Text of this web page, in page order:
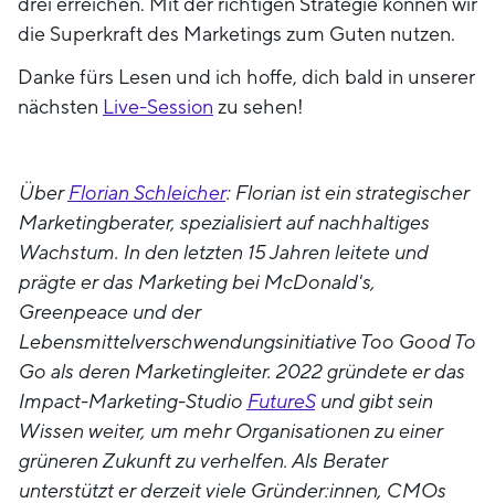
die Superkraft des Marketings zum Guten nutzen.
Danke fürs Lesen und ich hoffe, dich bald in unserer
nächsten Live-Session zu sehen!
ÜberFlorian Schleicher: Florian ist ein strategischer
Marketingberater, spezialisiert auf nachhaltiges
Wachstum. In den letzten 15 Jahren leitete und
prägte er das Marketing bei McDonald's,
Greenpeace und der
Lebensmittelverschwendungsinitiative Too Good To
Go als deren Marketingleiter. 2022 gründete er das
Impact-Marketing-Studio FutureSund gibt sein
Wissen weiter, um mehr Organisationen zu einer
grüneren Zukunft zu verhelfen. Als Berater
unterstützt er derzeit viele Gründer:innen, CMOs